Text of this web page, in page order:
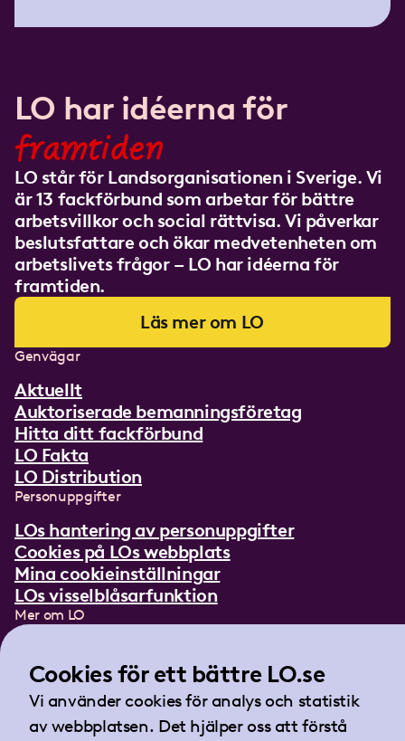
LO har idéerna för
framtiden
LO står för Landsorganisationen i Sverige. Vi
är 13 fackförbund som arbetar för bättre
arbetsvillkor och social rättvisa. Vi påverkar
beslutsfattare och ökar medvetenheten om
arbetslivets frågor – LO har idéerna för
framtiden.
Läs mer om LO
Genvägar
Aktuellt
Auktoriserade bemanningsföretag
Hitta ditt fackförbund
LO Fakta
LO Distribution
Personuppgifter
LOs hantering av personuppgifter
Cookies på LOs webbplats
Mina cookieinställningar
LOs visselblåsarfunktion
Mer om LO
Lättläst om LO
Teckenspråksfilm
Tidningen Arbetet
Cookies för ett bättre LO.se
Vi använder cookies för analys och statistik
av webbplatsen. Det hjälper oss att förstå